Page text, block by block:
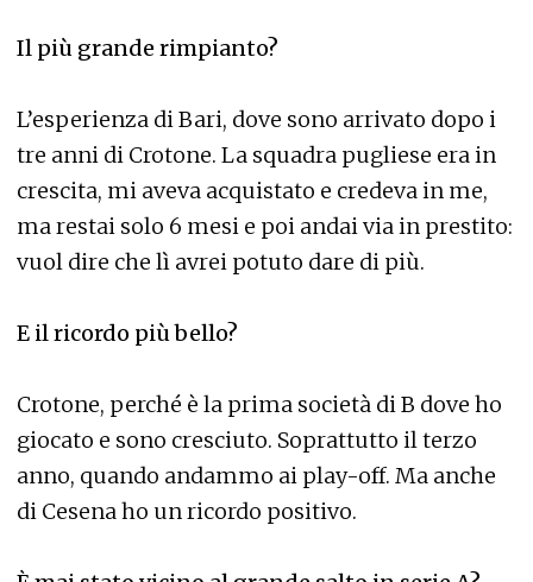
Il più grande rimpianto?
L’esperienza di Bari, dove sono arrivato dopo i
tre anni di Crotone. La squadra pugliese era in
crescita, mi aveva acquistato e credeva in me,
ma restai solo 6 mesi e poi andai via in prestito:
vuol dire che lì avrei potuto dare di più.
E il ricordo più bello?
Crotone, perché è la prima società di B dove ho
giocato e sono cresciuto. Soprattutto il terzo
anno, quando andammo ai play-off. Ma anche
di Cesena ho un ricordo positivo.